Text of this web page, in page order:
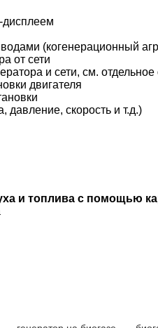
дисплеем
(когенерационный
от сети
и сети, см. отдельное
двигателя
давление, скорость и т.д.)
и топлива с помощью